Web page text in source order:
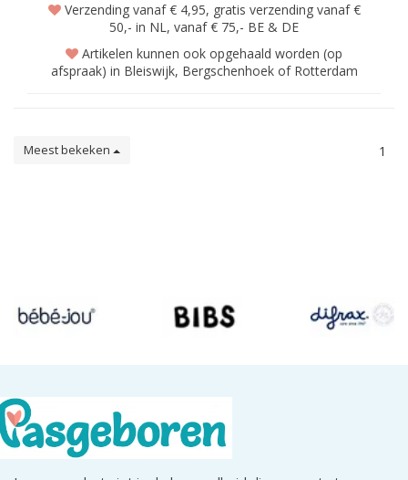
Verzending vanaf € 4,95, gratis verzending vanaf €
50,- in NL, vanaf € 75,- BE & DE
Artikelen kunnen ook opgehaald worden (op
afspraak) in Bleiswijk, Bergschenhoek of Rotterdam
Meest bekeken 1